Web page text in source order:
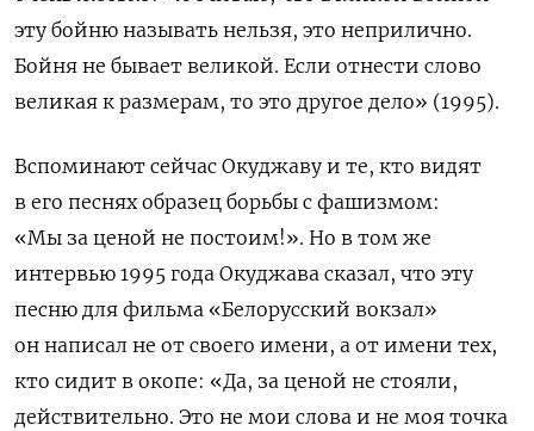
эту бойню называть нельзя, это неприлично.
Бойня не бывает великой. Если отнести слово
великая к размерам, то это другое дело» (1995).
Вспоминают сейчас Окуджаву и те, кто видят
в его песнях образец борьбы с фашизмом:
«Мы за ценой не постоим!». Но в том же
интервью 1995 года Окуджава сказал, что эту
песню для фильма «Белорусский вокзал»
он написал не от своего имени, а от имени тех,
кто сидит в окопе: «Да, за ценой не стояли,
действительно. Это не мои слова и не моя точка